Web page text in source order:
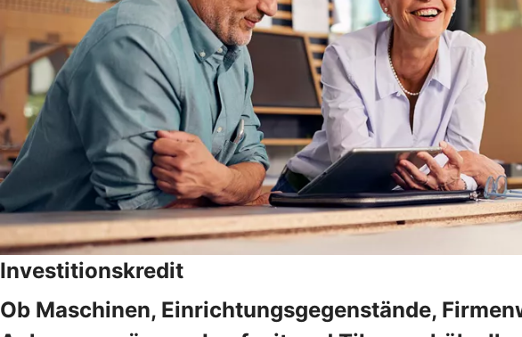
Investitionskredit
Ob Maschinen, Einrichtungsgegenstände,